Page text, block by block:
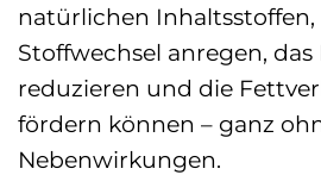
natürlichen Inhaltsstoffen,
Stoffwechsel anregen,
reduzieren und die
fördern können – ganz
Nebenwirkungen.